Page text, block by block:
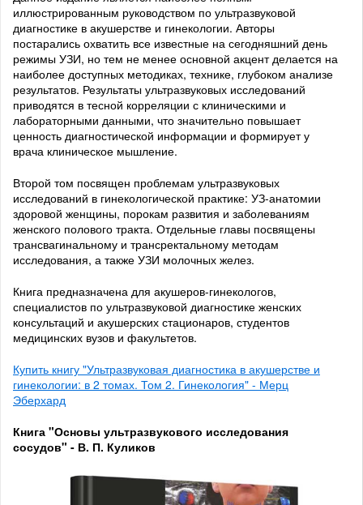
иллюстрированным руководством по ультразвуковой
диагностике в акушерстве и гинекологии. Авторы
постарались охватить все известные на сегодняшний день
режимы УЗИ, но тем не менее основной акцент делается на
наиболее доступных методиках, технике, глубоком анализе
результатов. Результаты ультразвуковых исследований
приводятся в тесной корреляции с клиническими и
лабораторными данными, что значительно повышает
ценность диагностической информации и формирует у
врача клиническое мышление.
Второй том посвящен проблемам ультразвуковых
исследований в гинекологической практике: УЗ-анатомии
здоровой женщины, порокам развития и заболеваниям
женского полового тракта. Отдельные главы посвящены
трансвагинальному и трансректальному методам
исследования, а также УЗИ молочных желез.
Книга предназначена для акушеров-гинекологов,
специалистов по ультразвуковой диагностике женских
консультаций и акушерских стационаров, студентов
медицинских вузов и факультетов.
Купить книгу "Ультразвуковая диагностика в акушерстве и
гинекологии: в 2 томах. Том 2. Гинекология" - Мерц
Эберхард
Книга "Основы ультразвукового исследования
сосудов" - В. П. Куликов